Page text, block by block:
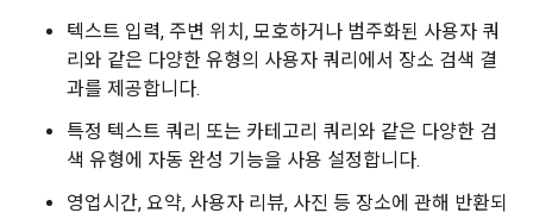
텍스트 입력, 주변 위치, 모호하거나 범주화된 사용자 쿼
리와 같은 다양한 유형의 사용자 쿼리에서 장소 검색 결
과를 제공합니다.
특정 텍스트 쿼리 또는 카테고리 쿼리와 같은 다양한 검
색 유형에 자동 완성 기능을 사용 설정합니다.
영업시간, 요약, 사용자 리뷰, 사진 등 장소에 관해 반환되